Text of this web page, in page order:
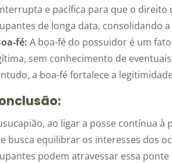
e pacífica para que o direito
de longa data, consolidando
fé: A boa-fé do possuidor é um
sem conhecimento de
a boa-fé fortalece a
ao ligar a posse contínua
busca equilibrar os interesses dos
podem atravessar essa